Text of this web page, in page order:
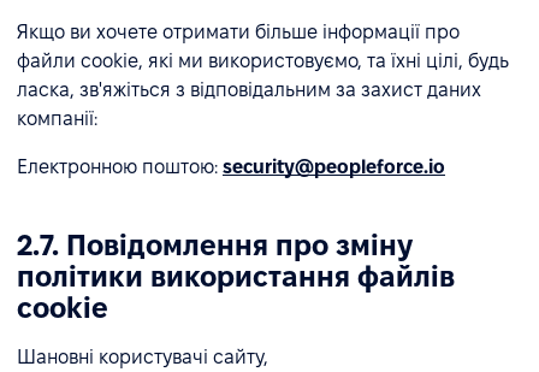
Якщо ви хочете отримати більше інформації про
файли cookie, які ми використовуємо, та їхні цілі, будь
ласка, зв'яжіться з відповідальним за захист даних
компанії:
Електронною поштою: security@peopleforce.io
2.7. Повідомлення про зміну
політики використання файлів
cookie
Шановні користувачі сайту,